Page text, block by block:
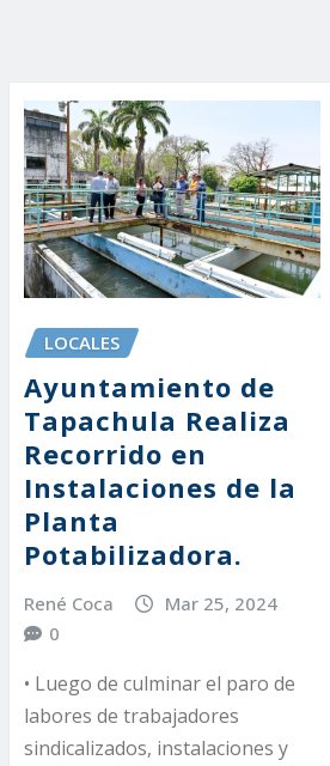
LOCALES
Ayuntamiento de
Tapachula Realiza
Recorrido en
Instalaciones de la
Planta
Potabilizadora.
René Coca
Mar 25, 2024
0
• Luego de culminar el paro de
labores de trabajadores
sindicalizados, instalaciones y